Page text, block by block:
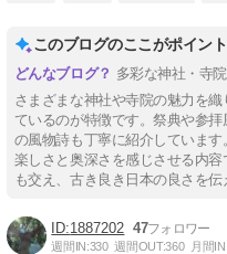
このブログのここがポイント
多彩な神社・寺
さまざまな神社や寺院の魅力を
ているのが特徴です。祭典や参
の風物詩も丁寧に紹介していま
楽しさと奥深さを感じさせる内
も交え、古き良き日本の良さを伝
1887202 47
週間IN:330 週間OUT:360 月間IN: